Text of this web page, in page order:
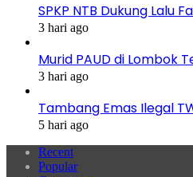
SPKP NTB Dukung Lalu
3 hari ago
Murid PAUD di Lombok
3 hari ago
Tambang Emas Ilegal
5 hari ago
Recent
Popular